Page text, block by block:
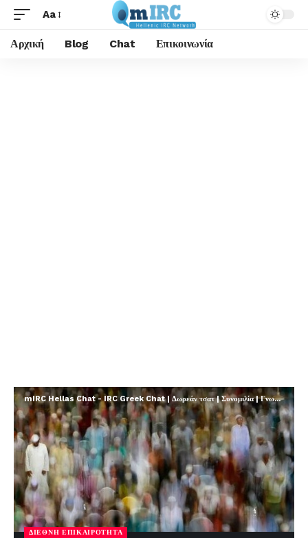
Aa
Αρχική Blog Chat Επικοινωνία
mIRC Hellas Chat - IRC Greek Chat | Δωρεάν τσατ | Συνομιλία | Γνωριμίες | FREE
ΔΙΕΘΝΉ ΕΠΙΚΑΙΡΌΤΗΤΑ